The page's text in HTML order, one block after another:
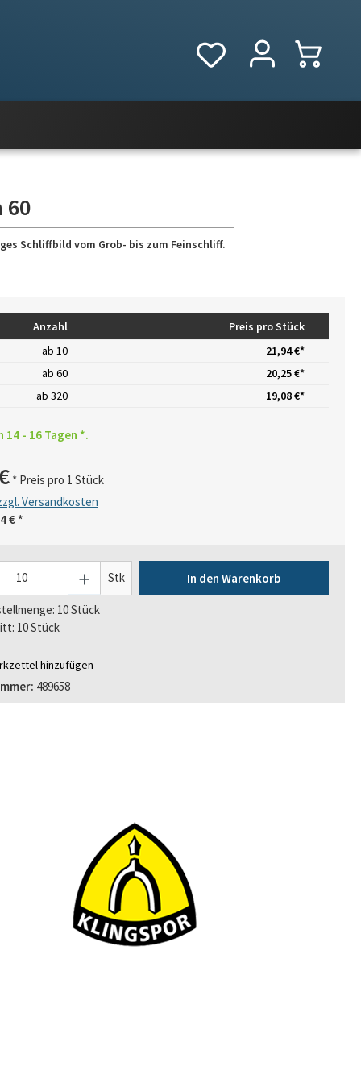
60
Schliffbild vom Grob- bis zum Feinschliff.
Anzahl
Preis pro Stück
ab 10
21,94 €*
ab 60
20,25 €*
ab 320 19,08 €*
14 - 16 Tagen *.
* Preis pro 1 Stück
Versandkosten
€ *
Stk In den Warenkorb
10 Stück
10 Stück
hinzufügen
489658